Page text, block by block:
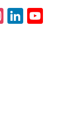
Instagram
LinkedIn